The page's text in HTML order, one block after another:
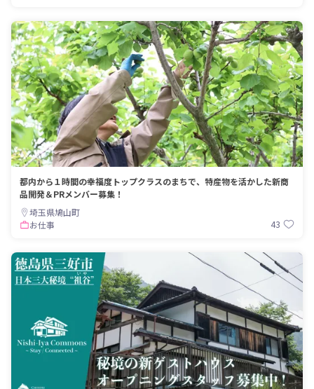
都内から１時間の幸福度トップクラスのまちで、特産物を活かした新商
品開発＆PRメンバー募集！
埼玉県鳩山町
お仕事
43